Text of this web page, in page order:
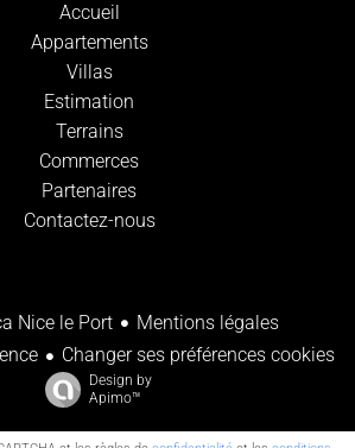
Accueil
Appartements
Villas
Estimation
Terrains
Commerces
Partenaires
Contactez-nous
Nice le Port
Mentions légales
Changer ses préférences cookies
Design by
Apimo™